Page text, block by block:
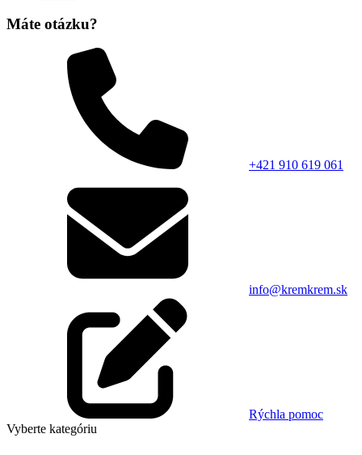
Máte otázku?
+421 910 619 061
info@kremkrem.sk
Rýchla pomoc
Vyberte kategóriu